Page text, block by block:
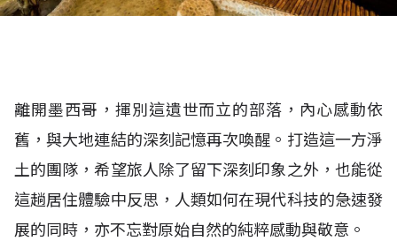
離開墨西哥，揮別這遺世而立的部落，內心感動依
舊，與大地連結的深刻記憶再次喚醒。打造這一方淨
土的團隊，希望旅人除了留下深刻印象之外，也能從
這趟居住體驗中反思，人類如何在現代科技的急速發
展的同時，亦不忘對原始自然的純粹感動與敬意。